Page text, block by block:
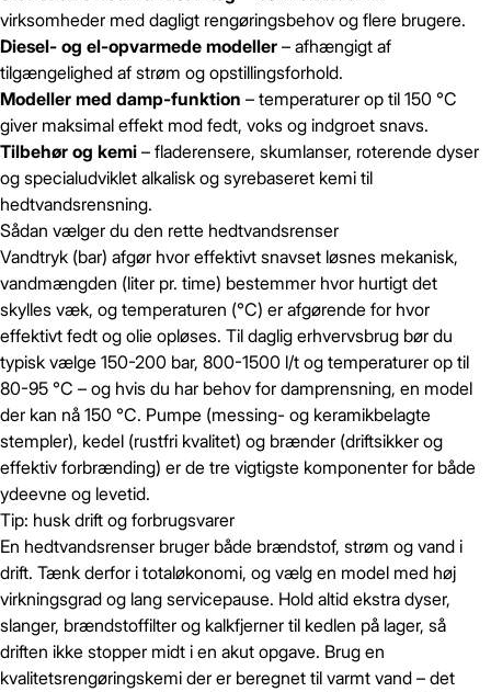
virksomheder med dagligt rengøringsbehov og flere brugere.
Diesel- og el-opvarmede modeller – afhængigt af
tilgængelighed af strøm og opstillingsforhold.
Modeller med damp-funktion – temperaturer op til 150 °C
giver maksimal effekt mod fedt, voks og indgroet snavs.
Tilbehør og kemi – fladerensere, skumlanser, roterende dyser
og specialudviklet alkalisk og syrebaseret kemi til
hedtvandsrensning.
Sådan vælger du den rette hedtvandsrenser
Vandtryk (bar) afgør hvor effektivt snavset løsnes mekanisk,
vandmængden (liter pr. time) bestemmer hvor hurtigt det
skylles væk, og temperaturen (°C) er afgørende for hvor
effektivt fedt og olie opløses. Til daglig erhvervsbrug bør du
typisk vælge 150-200 bar, 800-1500 l/t og temperaturer op til
80-95 °C – og hvis du har behov for damprensning, en model
der kan nå 150 °C. Pumpe (messing- og keramikbelagte
stempler), kedel (rustfri kvalitet) og brænder (driftsikker og
effektiv forbrænding) er de tre vigtigste komponenter for både
ydeevne og levetid.
Tip: husk drift og forbrugsvarer
En hedtvandsrenser bruger både brændstof, strøm og vand i
drift. Tænk derfor i totaløkonomi, og vælg en model med høj
virkningsgrad og lang servicepause. Hold altid ekstra dyser,
slanger, brændstoffilter og kalkfjerner til kedlen på lager, så
driften ikke stopper midt i en akut opgave. Brug en
kvalitetsrengøringskemi der er beregnet til varmt vand – det
Gem Luk vindue